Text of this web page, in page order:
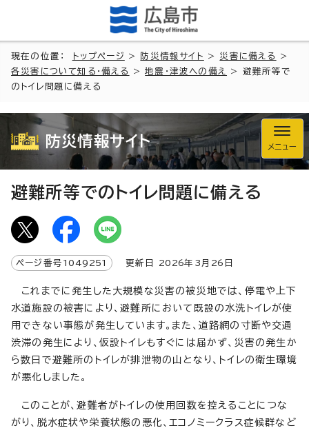
現在の位置： トップページ > 防災情報サイト > 災害に備える
>
各災害について知る・備える
>地震・津波への備え
> 避難所等で
のトイレ問題に備える
防災情報サイト メニュー
避難所等でのトイレ問題に備える
ページ番号 1049251 更新日 2026年3月 26 日
これまでに発生した大規模な災害の被災地では、停電や上下
水道施設の被害により、避難所において既設の水洗トイレが使
用できない事態が発生しています。また、道路網の寸断や交通
渋滞の発生により、仮設トイレもすぐには届かず、災害の発生か
ら数日で避難所のトイレが排泄物の山となり、トイレの衛生環境
が悪化しました。
このことが、避難者がトイレの使用回数を控えることにつな
がり、脱水症状や栄養状態の悪化、エコノミークラス症候群など